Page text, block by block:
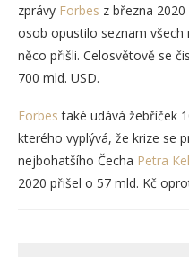
zprávy Forbes z března
osob opustilo seznam
něco přišli. Celosvětově se
700 mld. USD.
Forbes také udává žebříček
kterého vyplývá, že krize se
nejbohatšího Čecha Petra
2020 přišel o 57 mld. Kč